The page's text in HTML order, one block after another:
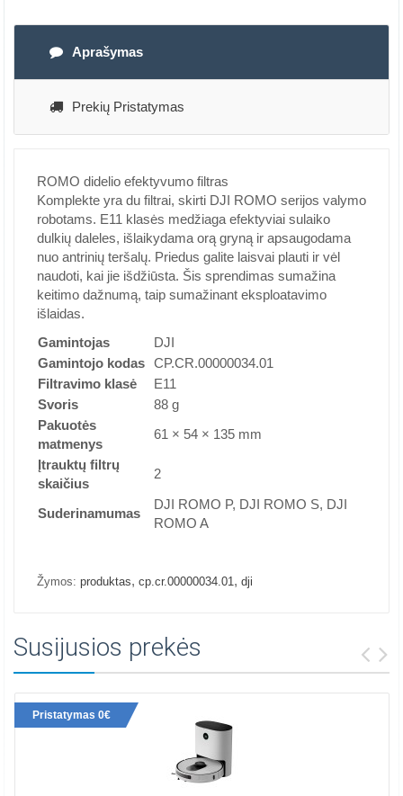
Aprašymas
Prekių Pristatymas
ROMO didelio efektyvumo filtras
Komplekte yra du filtrai, skirti DJI ROMO serijos valymo
robotams. E11 klasės medžiaga efektyviai sulaiko
dulkių daleles, išlaikydama orą gryną ir apsaugodama
nuo antrinių teršalų. Priedus galite laisvai plauti ir vėl
naudoti, kai jie išdžiūsta. Šis sprendimas sumažina
keitimo dažnumą, taip sumažinant eksploatavimo
išlaidas.
Gamintojas
DJI
Gamintojo kodas CP.CR.00000034.01
Filtravimo klasė
E11
Svoris
88 g
Pakuotės
matmenys
61 × 54 × 135 mm
Įtrauktų filtrų
skaičius
2
Suderinamumas
DJI ROMO P, DJI ROMO S, DJI
ROMO A
Žymos: produktas, cp.cr.00000034.01, dji
Susijusios prekės
Pristatymas 0€